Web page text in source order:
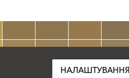
clear
НАЛАШТУВАННЯ